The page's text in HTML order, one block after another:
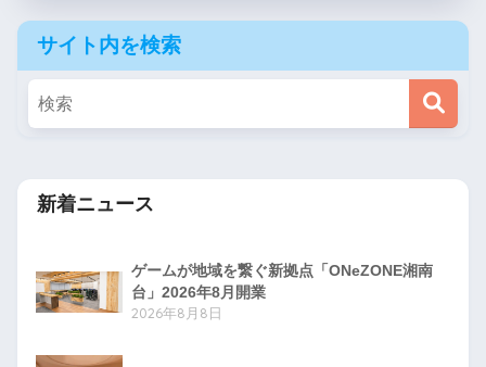
サイト内を検索
新着ニュース
ゲームが地域を繋ぐ新拠点「ONeZONE湘南
台」2026年8月開業
2026年8月8日